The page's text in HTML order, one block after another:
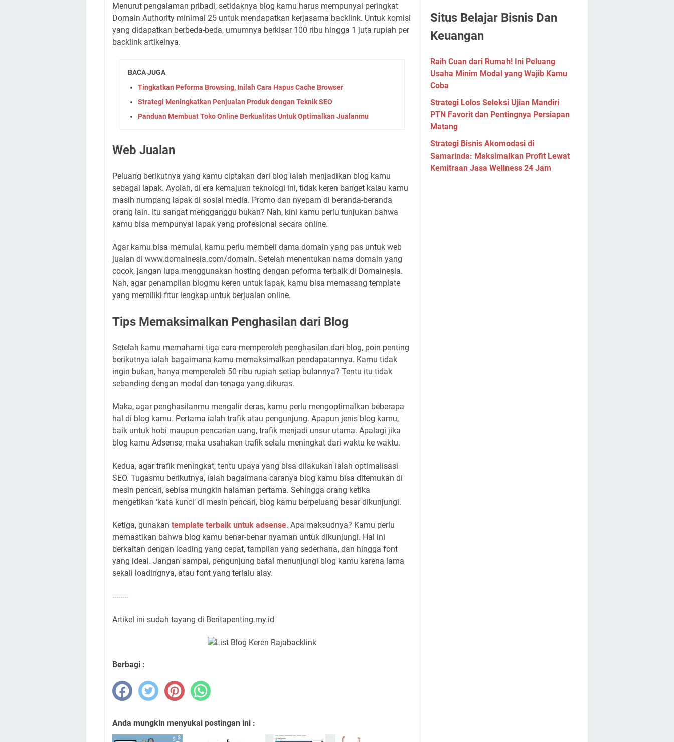
Menurut pengalaman pribadi, setidaknya blog kamu harus mempunyai peringkat
Domain Authority minimal 25 untuk mendapatkan kerjasama backlink. Untuk komisi
yang didapatkan berbeda-beda, umumnya berkisar 100 ribu hingga 1 juta rupiah per
backlink artikelnya.
BACA JUGA
Tingkatkan Peforma Browsing, Inilah Cara Hapus Cache Browser
Strategi Meningkatkan Penjualan Produk dengan Teknik SEO
Panduan Membuat Toko Online Berkualitas Untuk Optimalkan Jualanmu
Web Jualan
Peluang berikutnya yang kamu ciptakan dari blog ialah menjadikan blog kamu
sebagai lapak. Ayolah, di era kemajuan teknologi ini, tidak keren banget kalau kamu
masih numpang lapak di sosial media. Promo dan nyepam di beranda-beranda
orang lain. Itu sangat mengganggu bukan? Nah, kini kamu perlu tunjukan bahwa
kamu bisa mempunyai lapak yang profesional secara online.
Agar kamu bisa memulai, kamu perlu membeli dama domain yang pas untuk web
jualan di www.domainesia.com/domain. Setelah menentukan nama domain yang
cocok, jangan lupa menggunakan hosting dengan peforma terbaik di Domainesia.
Nah, agar penampilan blogmu keren untuk lapak, kamu bisa memasang template
yang memiliki fitur lengkap untuk berjualan online.
Tips Memaksimalkan Penghasilan dari Blog
Setelah kamu memahami tiga cara memperoleh penghasilan dari blog, poin penting
berikutnya ialah bagaimana kamu memaksimalkan pendapatannya. Kamu tidak
ingin bukan, hanya memperoleh 50 ribu rupiah setiap bulannya? Tentu itu tidak
sebanding dengan modal dan tenaga yang dikuras.
Maka, agar penghasilanmu mengalir deras, kamu perlu mengoptimalkan beberapa
hal di blog kamu. Pertama ialah trafik atau pengunjung. Apapun jenis blog kamu,
baik untuk hobi maupun pencarian uang, trafik menjadi unsur utama. Apalagi jika
blog kamu Adsense, maka usahakan trafik selalu meningkat dari waktu ke waktu.
Kedua, agar trafik meningkat, tentu upaya yang bisa dilakukan ialah optimalisasi
SEO. Tugasmu berikutnya, ialah bagaimana caranya blog kamu bisa ditemukan di
mesin pencari, sebisa mungkin halaman pertama. Sehingga orang ketika
mengetikan ‘kata kunci’ di mesin pencari, blog kamu berpeluang besar dikunjungi.
Ketiga, gunakan template terbaik untuk adsense. Apa maksudnya? Kamu perlu
memastikan bahwa blog kamu benar-benar nyaman untuk dikunjungi. Hal ini
berkaitan dengan loading yang cepat, tampilan yang sederhana, dan hingga font
yang ideal. Jangan sampai, pengunjung batal menunjungi blog kamu karena lama
sekali loadingnya, atau font yang terlalu alay.
--------
Artikel ini sudah tayang di Beritapenting.my.id
Berbagi :
Anda mungkin menyukai postingan ini :
Situs Belajar Bisnis Dan
Keuangan
Raih Cuan dari Rumah! Ini Peluang
Usaha Minim Modal yang Wajib Kamu
Coba
Strategi Lolos Seleksi Ujian Mandiri
PTN Favorit dan Pentingnya Persiapan
Matang
Strategi Bisnis Akomodasi di
Samarinda: Maksimalkan Profit Lewat
Kemitraan Jasa Wellness 24 Jam